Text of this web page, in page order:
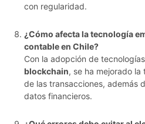
con regularidad.
¿Cómo afecta la tecnología
contable en Chile?
Con la adopción de
blockchain, se ha mejorado
de las transacciones, además
datos financieros.